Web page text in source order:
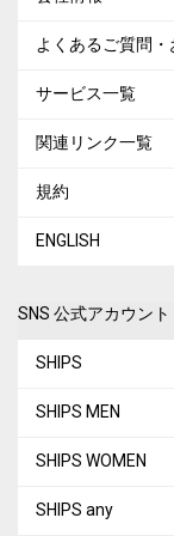
よくあるご質問
サービス一覧
関連リンク一覧
規約
ENGLISH
SNS 公式アカウント
SHIPS
SHIPS MEN
SHIPS WOMEN
SHIPS any